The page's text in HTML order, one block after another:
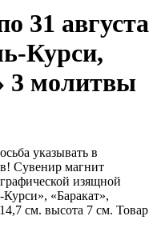
31 августа
Курси,
3 молитвы
указывать в
Сувенир магнит
изящной
«Баракат»,
см. высота 7 см. Товар